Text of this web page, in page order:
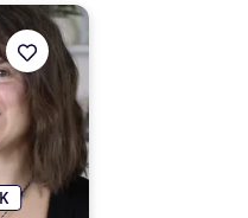
Assure à l'écrit du bac